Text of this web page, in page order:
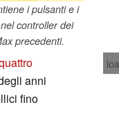
i pulsanti e i
controller dei
precedenti.
anni
fino